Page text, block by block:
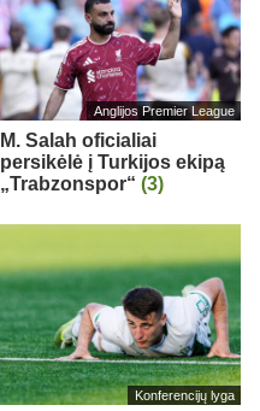
Anglijos Premier League
M. Salah oficialiai
persikėlė į Turkijos ekipą
„Trabzonspor“ (3)
Konferencijų lyga